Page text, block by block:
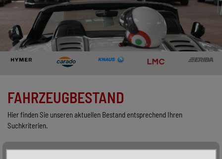
KONFIGURATOR
MARKENWELT
UNTERNEHMEN
FAHRZEUGBESTAND
Hier finden Sie unseren aktuellen Bestand entsprechend Ihren
Suchkriterien.
Alle Fahrzeuge